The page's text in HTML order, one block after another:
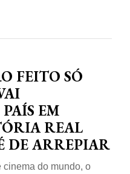
FEITO SÓ
EM
REAL
DE ARREPIAR
cinema do mundo, o